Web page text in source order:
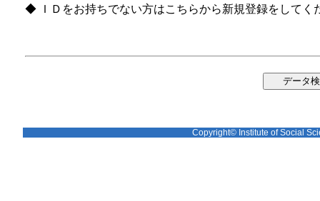
◆ ＩＤをお持ちでない方はこちらから新規登録をしてく
Copyright© Institute of Social